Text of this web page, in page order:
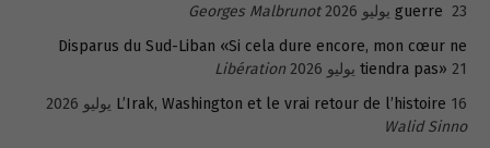
guerre 23 يوليو 2026
Georges Malbrunot
Disparus du Sud-Liban «Si cela dure encore, mon cœur ne
tiendra pas» 21 يوليو 2026
Libération
L’Irak, Washington et le vrai retour de l’histoire 16 يوليو 2026
Walid Sinno